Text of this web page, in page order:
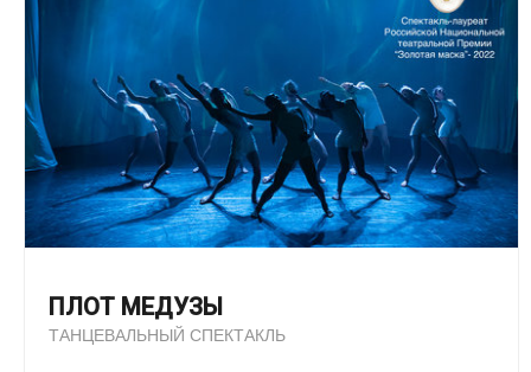
ПЛОТ МЕДУЗЫ
ТАНЦЕВАЛЬНЫЙ СПЕКТАКЛЬ